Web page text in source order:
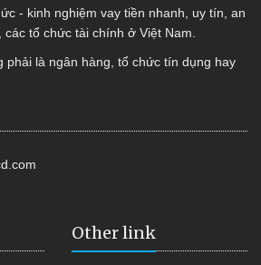
- kinh nghiệm vay tiền nhanh, uy tín, an
tổ chức tài chính ở Việt Nam.
phải là ngân hàng, tổ chức tín dụng hay
Other link